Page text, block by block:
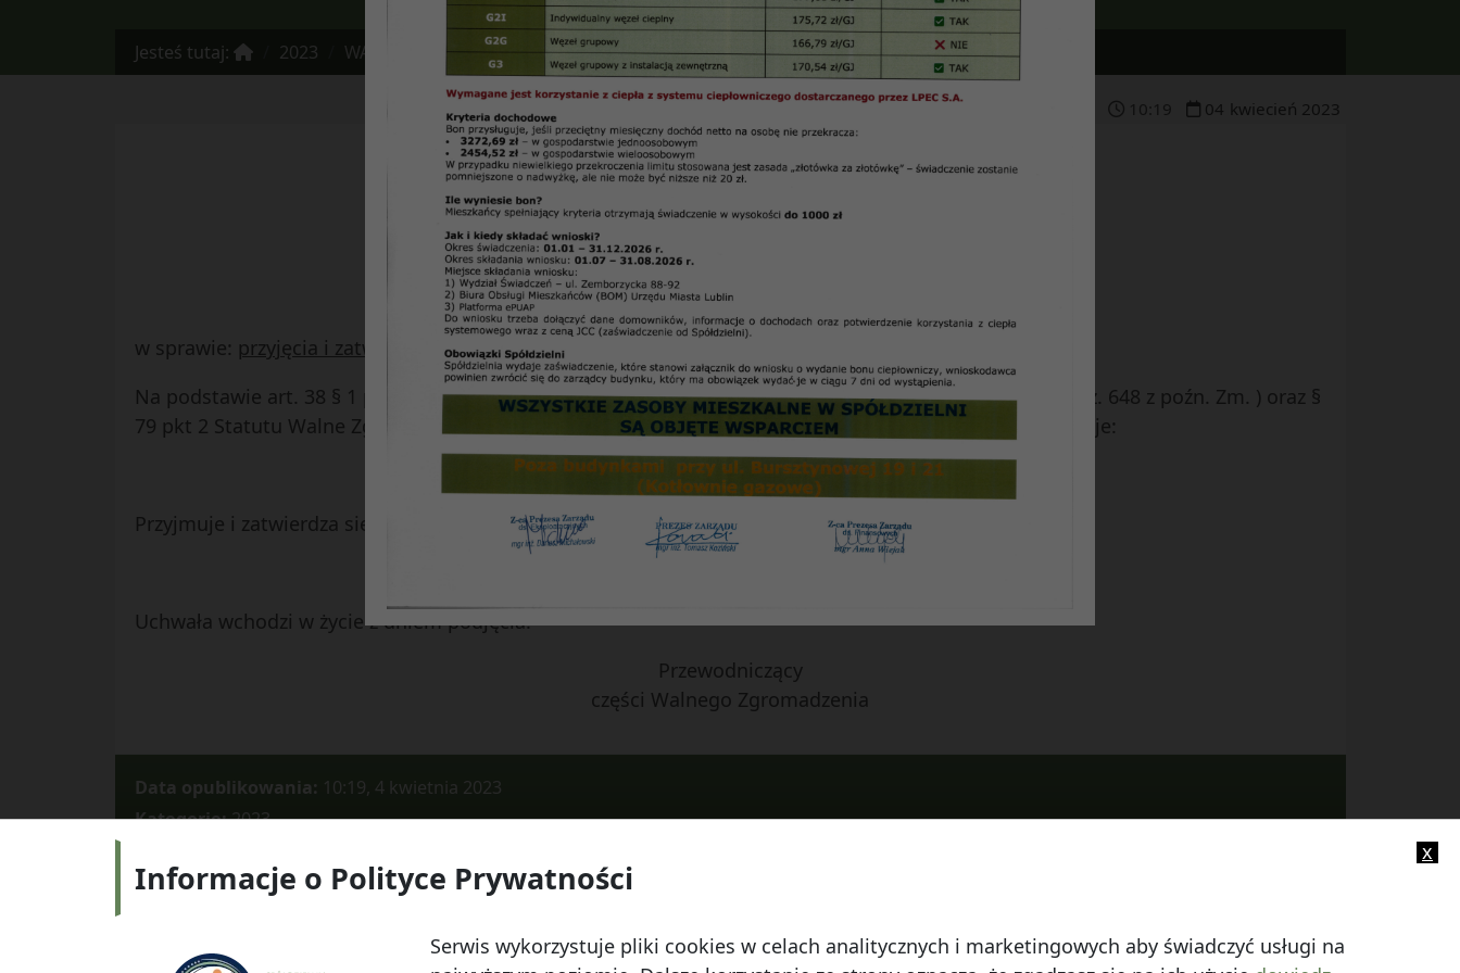
Jesteś tutaj: 2023 WALNE ZGROMADZENIE 2023 SM „Czuby” – Materiał 14-2022 r.
10 19 04 kwiecień 2023
UCHWAŁA Nr /2023
Walnego Zgromadzenia
Spółdzielni Mieszkaniowej „Czuby” w Lublinie
z dnia……………. 2023 r.
w sprawie: przyjęcia i zatwierdzenia sprawozdania Rady Nadzorczej z działalności w 2022 roku.
Na podstawie art. 38 § 1 pkt 2 ustawy z dnia 16 września 1982 r. – Prawo spółdzielcze (Dz. U. z 2021 r., poz. 648 z poźn. Zm. ) oraz §
79 pkt 2 Statutu Walne Zgromadzenie Spółdzielni Mieszkaniowej „Czuby” w Lublinie, uchwala co następuje:
§ 1
Przyjmuje i zatwierdza się sprawozdanie Rady Nadzorczej z działalności w 2022 roku.
Uchwała wchodzi w życie z dniem podjęcia.
Przewodniczący
części Walnego Zgromadzenia
Data opublikowania: 10:19, 4 kwietnia 2023
Kategorie:2023
x
Informacje o Polityce Prywatności
Serwis wykorzystuje pliki cookies w celach analitycznych i marketingowych aby świadczyć usługi na